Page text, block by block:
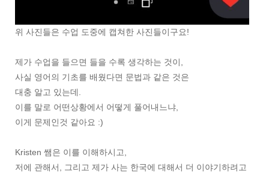
위 사진들은 수업 도중에 캡쳐한 사진들이구요!
제가 수업을 들으면 들을 수록 생각하는 것이,
사실 영어의 기초를 배웠다면 문법과 같은 것은
대충 알고 있는데.
이를 말로 어떤상황에서 어떻게 풀어내느냐,
이게 문제인것 같아요 :)
Kristen 쌤은 이를 이해하시고,
저에 관해서, 그리고 제가 사는 한국에 대해서 더 이야기하려고